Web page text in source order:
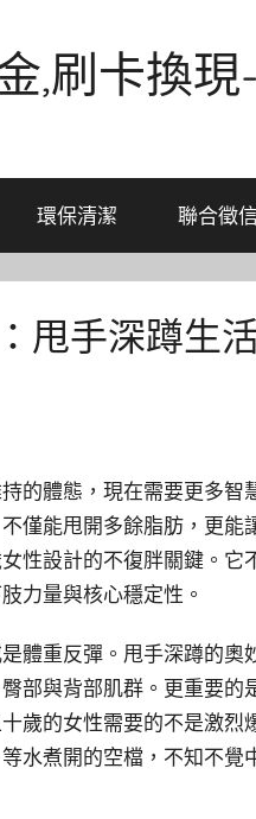
,刷卡換
環保清潔 聯合徵信
甩手深蹲生
的體態，現在需要更多智
僅能甩開多餘脂肪，更能
性設計的不復胖關鍵。它
力量與核心穩定性。
體重反彈。甩手深蹲的奧
部與背部肌群。更重要的
歲的女性需要的不是激烈
水煮開的空檔，不知不覺